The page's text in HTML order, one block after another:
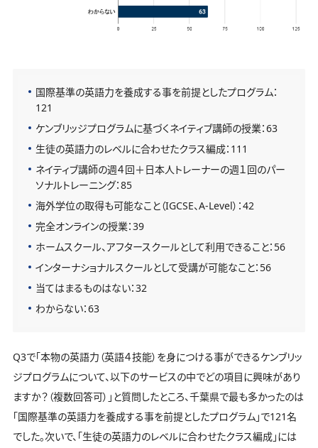
国際基準の英語力を養成する事を前提としたプログラム：
121
ケンブリッジプログラムに基づくネイティブ講師の授業：63
生徒の英語力のレベルに合わせたクラス編成：111
ネイティブ講師の週４回＋日本人トレーナーの週１回のパー
ソナルトレーニング：85
海外学位の取得も可能なこと（IGCSE、A-Level）：42
完全オンラインの授業：39
ホームスクール、アフタースクールとして利用できること：56
インターナショナルスクールとして受講が可能なこと：56
当てはまるものはない：32
わからない：63
Q3で「本物の英語力（英語４技能）を身につける事ができるケンブリッ
ジプログラムについて、以下のサービスの中でどの項目に興味があり
ますか？（複数回答可）」と質問したところ、千葉県で最も多かったのは
「国際基準の英語力を養成する事を前提としたプログラム」で121名
でした。次いで、「生徒の英語力のレベルに合わせたクラス編成」には